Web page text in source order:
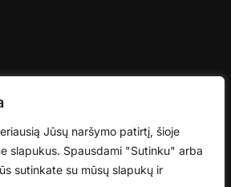
Jūsų naršymo patirtį, šioje
slapukus. Spausdami "Sutinku" arba
sutinkate su mūsų slapukų ir
Jūsų spindesys įkvepia mus
produktus, kurie atitinka jūsų